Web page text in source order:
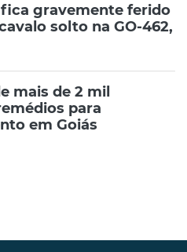
gravemente ferido
solto na GO-462,
mais de 2 mil
para
em Goiás